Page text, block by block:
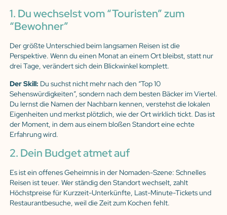
1. Du wechselst vom “Touristen” zum
“Bewohner”
Der größte Unterschied beim langsamen Reisen ist die
Perspektive. Wenn du einen Monat an einem Ort bleibst, statt nur
drei Tage, verändert sich dein Blickwinkel komplett.
Der Skill: Du suchst nicht mehr nach den “Top 10
Sehenswürdigkeiten”, sondern nach dem besten Bäcker im Viertel.
Du lernst die Namen der Nachbarn kennen, verstehst die lokalen
Eigenheiten und merkst plötzlich, wie der Ort wirklich tickt. Das ist
der Moment, in dem aus einem bloßen Standort eine echte
Erfahrung wird.
2. Dein Budget atmet auf
Es ist ein offenes Geheimnis in der Nomaden-Szene: Schnelles
Reisen ist teuer. Wer ständig den Standort wechselt, zahlt
Höchstpreise für Kurzzeit-Unterkünfte, Last-Minute-Tickets und
Restaurantbesuche, weil die Zeit zum Kochen fehlt.